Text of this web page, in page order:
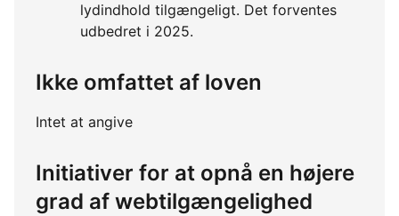
lydindhold tilgængeligt. Det forventes
udbedret i 2025.
Ikke omfattet af loven
Intet at angive
Initiativer for at opnå en højere
grad af webtilgængelighed